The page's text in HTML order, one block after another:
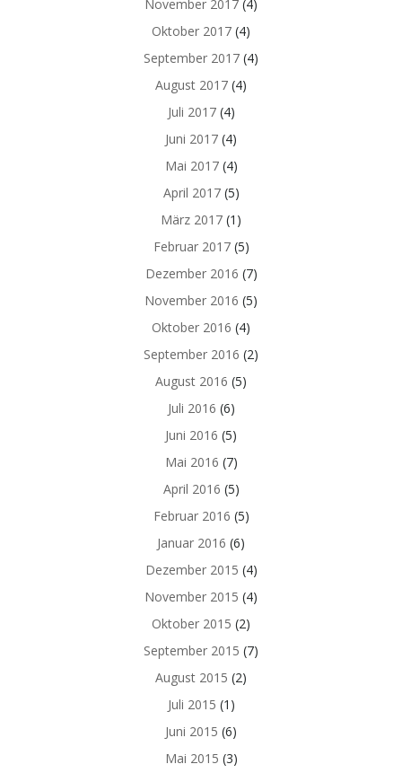
November 2017 (4)
Oktober 2017 (4)
September 2017 (4)
August 2017 (4)
Juli 2017(4)
Juni 2017 (4)
Mai 2017(4)
April 2017(5)
März 2017 (1)
Februar 2017(5)
Dezember 2016 (7)
November 2016 (5)
Oktober 2016 (4)
September 2016 (2)
August 2016 (5)
Juli 2016 (6)
Juni 2016 (5)
Mai 2016 (7)
April 2016 (5)
Februar 2016 (5)
Januar 2016 (6)
Dezember 2015 (4)
November 2015 (4)
Oktober 2015 (2)
September 2015 (7)
August 2015 (2)
Juli 2015 (1)
Juni 2015 (6)
Mai 2015 (3)